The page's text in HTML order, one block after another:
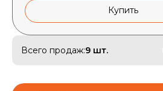
Купить
Всего продаж:9 шт.